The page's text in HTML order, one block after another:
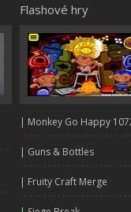
Flashové hry
| Monkey Go Happy
| Guns & Bottles
| Fruity Craft Merge